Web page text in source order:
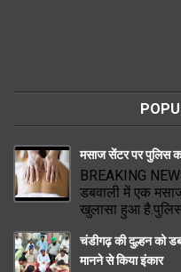
मसाज सेंटर पर पुलिस
BREAKING
डबवाली में एक
खुलासा हुआ है.पुलिस
चंडीगढ़ की दुल्हन को
मानने से किया इंकार